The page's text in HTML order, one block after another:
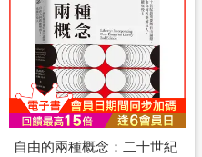
自由的兩種概念：二十世紀